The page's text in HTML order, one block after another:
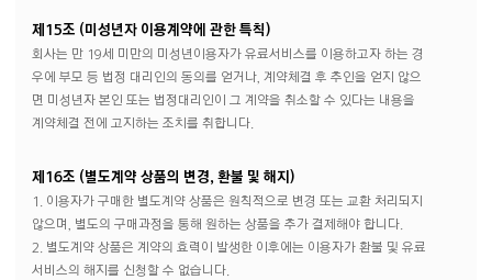
제15조 (미성년자 이용계약에 관한 특칙)
회사는 만 19세 미만의 미성년이용자가 유료서비스를 이용하고자 하는 경
우에 부모 등 법정 대리인의 동의를 얻거나, 계약체결 후 추인을 얻지 않으
면 미성년자 본인 또는 법정대리인이 그 계약을 취소할 수 있다는 내용을
계약체결 전에 고지하는 조치를 취합니다.
제16조 (별도계약 상품의 변경, 환불 및 해지)
1. 이용자가 구매한 별도계약 상품은 원칙적으로 변경 또는 교환 처리되지
않으며, 별도의 구매과정을 통해 원하는 상품을 추가 결제해야 합니다.
2. 별도계약 상품은 계약의 효력이 발생한 이후에는 이용자가 환불 및 유료
서비스의 해지를 신청할 수 없습니다.